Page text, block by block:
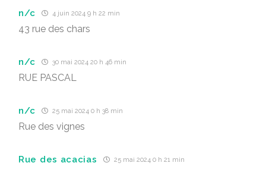
n/c 4 juin 2024 9 h 22 min
43 rue des chars
n/c 30 mai 2024 20 h 46 min
RUE PASCAL
n/c 25 mai 2024 0 h 38 min
Rue des vignes
Rue des acacias 25 mai 2024 0 h 21 min